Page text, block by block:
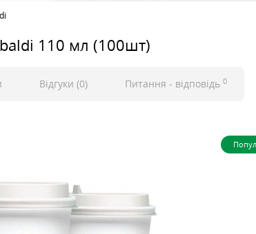
110 мл (100шт)
Відгуки (0) Питання - відповідь 0